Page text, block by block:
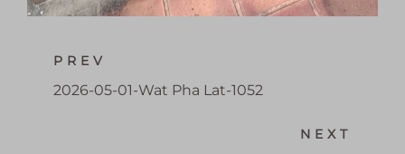
PREV
2026-05-01-Wat Pha Lat-1052
NEXT